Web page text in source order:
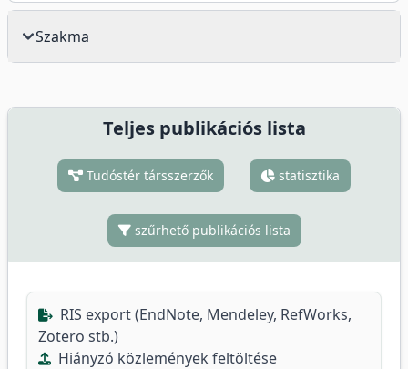
Szakma
Teljes publikációs lista
Tudóstér társszerzők statisztika
szűrhető publikációs lista
RIS export (EndNote, Mendeley, RefWorks,
Zotero stb.)
Hiányzó közlemények feltöltése